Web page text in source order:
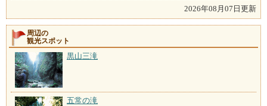
2026年08月07日更新
周辺の
観光スポット
黒山三滝
五常の滝